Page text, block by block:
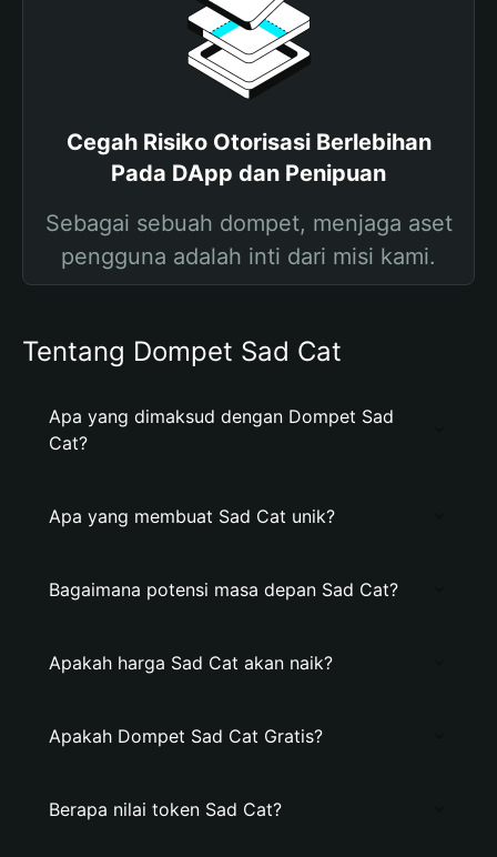
Cegah Risiko Otorisasi Berlebihan
Pada DApp dan Penipuan
Sebagai sebuah dompet, menjaga aset
pengguna adalah inti dari misi kami.
Tentang Dompet Sad Cat
Apa yang dimaksud dengan Dompet Sad
Cat?
Apa yang membuat Sad Cat unik?
Bagaimana potensi masa depan Sad Cat?
Apakah harga Sad Cat akan naik?
Apakah Dompet Sad Cat Gratis?
Berapa nilai token Sad Cat?